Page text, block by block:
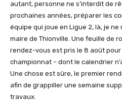
autant, personne ne s’interdit de
prochaines années, préparer les
équipe qui joue en Ligue 2, là, je ne
maire de Thionville. Une feuille de
rendez-vous est pris le 8 août
championnat – dont le calendrier
Une chose est sûre, le premier
afin de grappiller une semaine
travaux.